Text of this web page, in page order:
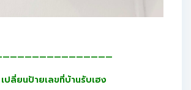
เปลี่ยนป้ายเลขที่บ้านรับเฮง